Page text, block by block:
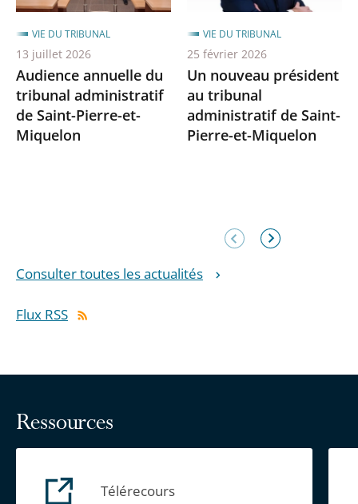
Audience annuelle du
tribunal administratif
de Saint-Pierre-et-
Miquelon
VIE DU TRIBUNAL
13 juillet 2026
Un nouveau président
au tribunal
administratif de Saint-
Pierre-et-Miquelon
VIE DU TRIBUNAL
25 février 2026
Consulter toutes les actualités
Flux RSS
Élément
précédent
Élément
suivant
Ressources
Télérecours